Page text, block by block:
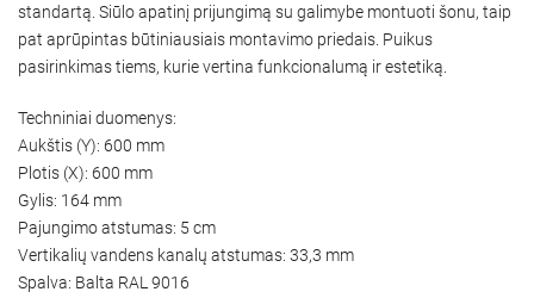
standartą. Siūlo apatinį prijungimą su galimybe montuoti šonu, taip
pat aprūpintas būtiniausiais montavimo priedais. Puikus
pasirinkimas tiems, kurie vertina funkcionalumą ir estetiką.
Techniniai duomenys:
Aukštis (Y): 600 mm
Plotis (X): 600 mm
Gylis: 164 mm
Pajungimo atstumas: 5 cm
Vertikalių vandens kanalų atstumas: 33,3 mm
Spalva: Balta RAL 9016